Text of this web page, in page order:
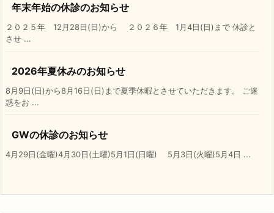
年末年始の休診のお知らせ
２０２５年 12月28日(日)から ２０２６年 1月4日(日)まで 休診と
させ ...
2026年夏休みのお知らせ
8月9日(日)から8月16日(日)まで夏季休暇とさせていただきます。 ご迷
惑をお ...
GWの休診のお知らせ
4月29日(金曜)4月30日(土曜)5月1日(日曜) 5月3日(火曜)5月4日 ...